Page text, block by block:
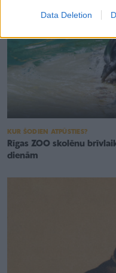
Data Deletion
KUR ŠODIEN ATPŪSTIES?
Rīgas ZOO skolēnu
dienām